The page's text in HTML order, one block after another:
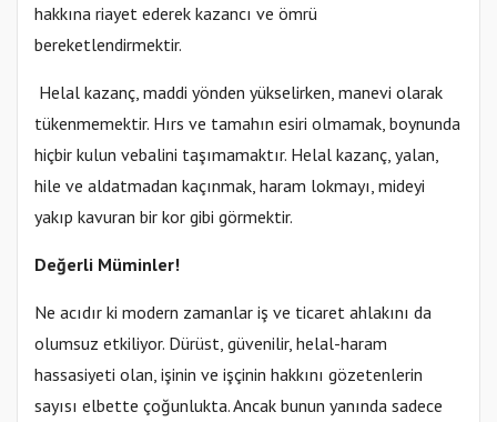
hakkına riayet ederek kazancı ve ömrü
bereketlendirmektir.
Helal kazanç, maddi yönden yükselirken, manevi olarak
tükenmemektir. Hırs ve tamahın esiri olmamak, boynunda
hiçbir kulun vebalini taşımamaktır. Helal kazanç, yalan,
hile ve aldatmadan kaçınmak, haram lokmayı, mideyi
yakıp kavuran bir kor gibi görmektir.
Değerli Müminler!
Ne acıdır ki modern zamanlar iş ve ticaret ahlakını da
olumsuz etkiliyor. Dürüst, güvenilir, helal-haram
hassasiyeti olan, işinin ve işçinin hakkını gözetenlerin
sayısı elbette çoğunlukta. Ancak bunun yanında sadece